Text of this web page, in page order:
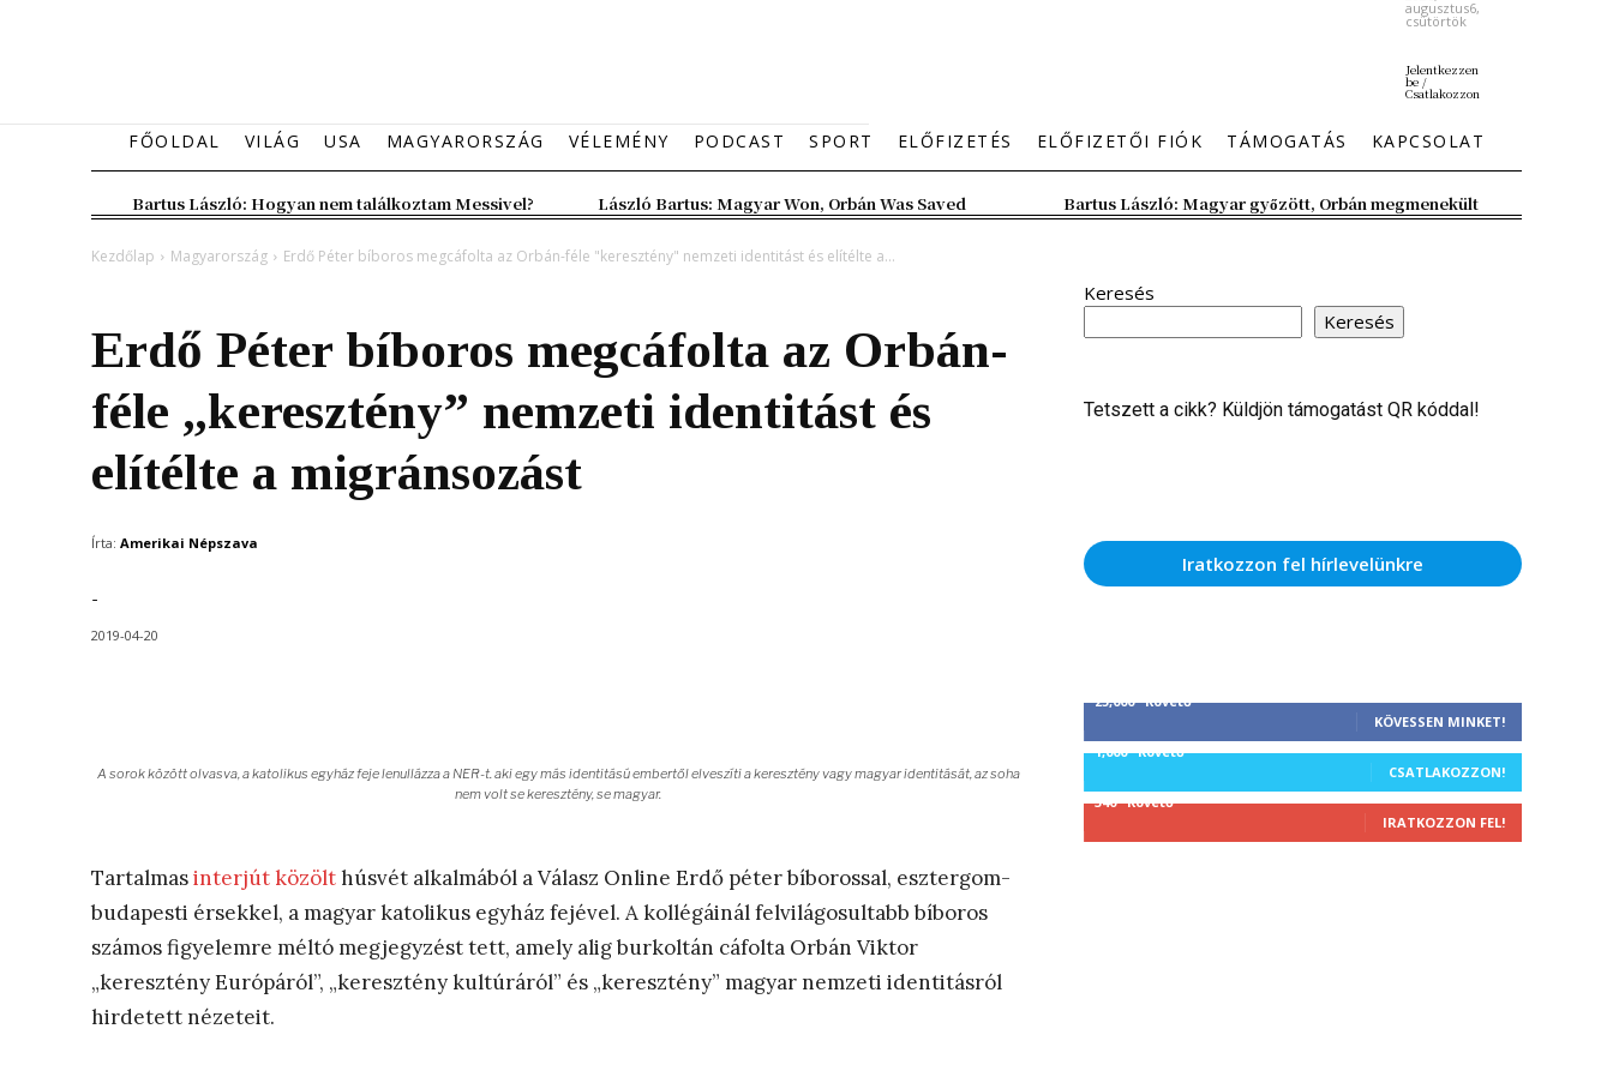
augusztus6,
csütörtök
Jelentkezzen
be /
Csatlakozzon
FŐOLDAL VILÁG USA MAGYARORSZÁG VÉLEMÉNY PODCAST SPORT ELŐFIZETÉS ELŐFIZETŐI FIÓK TÁMOGATÁS KAPCSOLAT
Bartus László: Hogyan nem találkoztam Messivel? László Bartus: Magyar Won, Orbán Was Saved Bartus László: Magyar győzött, Orbán megmenekült
Kezdőlap Magyarország Erdő Péter bíboros megcáfolta az Orbán-féle "keresztény" nemzeti identitást és elítélte a...
Erdő Péter bíboros megcáfolta az Orbán-
féle „keresztény” nemzeti identitást és
elítélte a migránsozást
Írta: Amerikai Népszava
-
2019-04-20
A sorok között olvasva, a katolikus egyház feje lenullázza a NER-t. aki egy más identitású embertől elveszíti a keresztény vagy magyar identitását, az soha
nem volt se keresztény, se magyar.
Tartalmasinterjút közölthúsvét alkalmából a Válasz Online Erdő péter bíborossal, esztergom-
budapesti érsekkel, a magyar katolikus egyház fejével. A kollégáinál felvilágosultabb bíboros
számos figyelemre méltó megjegyzést tett, amely alig burkoltán cáfolta Orbán Viktor
„keresztény Európáról”, „keresztény kultúráról” és „keresztény” magyar nemzeti identitásról
hirdetett nézeteit.
Keresés
Keresés
Tetszett a cikk? Küldjön támogatást QR kóddal!
Iratkozzon fel hírlevelünkre
25,000 Követő
KÖVESSEN MINKET!
1,000 Követő
CSATLAKOZZON!
340 Követő
IRATKOZZON FEL!